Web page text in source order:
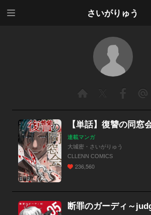
さいがりゅう
【単話】復讐の同窓
連載マンガ
大城密・さいがりゅう
CLLENN COMICS
236,560